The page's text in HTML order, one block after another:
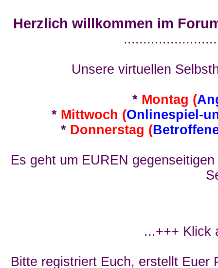
Herzlich willkommen im
Unsere virtuellen
* Montag (
* Mittwoch (Onlinespiel-
* Donnerstag (
Es geht um EUREN
...+++ Klick
Bitte registriert Euch, erstellt Euer